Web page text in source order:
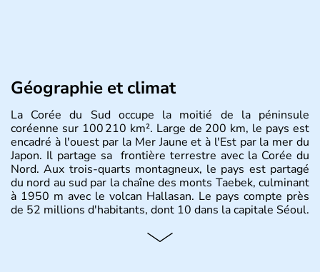
Géographie et climat
La Corée du Sud occupe la moitié de la péninsule
coréenne sur 100 210 km². Large de 200 km, le pays est
encadré à l'ouest par la Mer Jaune et à l'Est par la mer du
Japon. Il partage sa frontière terrestre avec la Corée du
Nord. Aux trois-quarts montagneux, le pays est partagé
du nord au sud par la chaîne des monts Taebek, culminant
à 1950 m avec le volcan Hallasan. Le pays compte près
de 52 millions d'habitants, dont 10 dans la capitale Séoul.
Histoire et administration